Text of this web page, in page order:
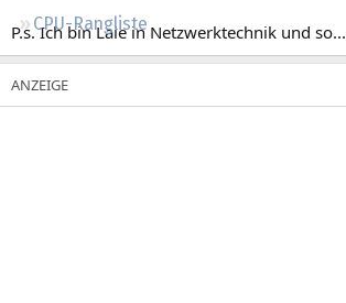
CPU-Rangliste
P.s. Ich bin Laie in Netzwerktechnik und so...